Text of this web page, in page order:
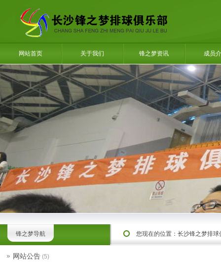
网站首页 关于我们 锋之梦资讯 成员
锋之梦导航 您现在的位置： 长沙锋之梦排球
网站公告 (5)